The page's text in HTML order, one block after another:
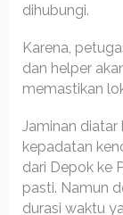
dihubungi.
Karena,
dan helper
memastikan
Jaminan
kepadatan
dari Depok ke
pasti. Namun
durasi waktu